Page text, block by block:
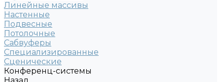
Линейные массивы
Настенные
Подвесные
Потолочные
Сабвуферы
Специализированные
Сценические
Конференц-системы